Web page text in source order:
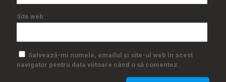
Site web
Salvează-mi numele, emailul și site-ul web în acest
navigator pentru data viitoare când o să comentez.